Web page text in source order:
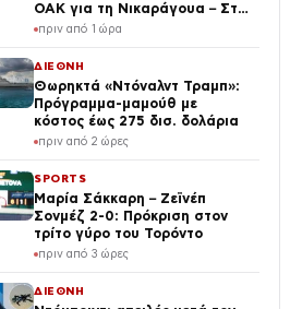
ΟΑΚ για τη Νικαράγουα – Στο
επίκεντρο η πολιτική του
πριν από 1 ώρα
ΔΙΕΘΝΗ
Θωρηκτά «Ντόναλντ Τραμπ»:
Πρόγραμμα-μαμούθ με
κόστος έως 275 δισ. δολάρια
πριν από 2 ώρες
SPORTS
Μαρία Σάκκαρη – Ζεϊνέπ
Σονμέζ 2-0: Πρόκριση στον
τρίτο γύρο του Τορόντο
πριν από 3 ώρες
ΔΙΕΘΝΗ